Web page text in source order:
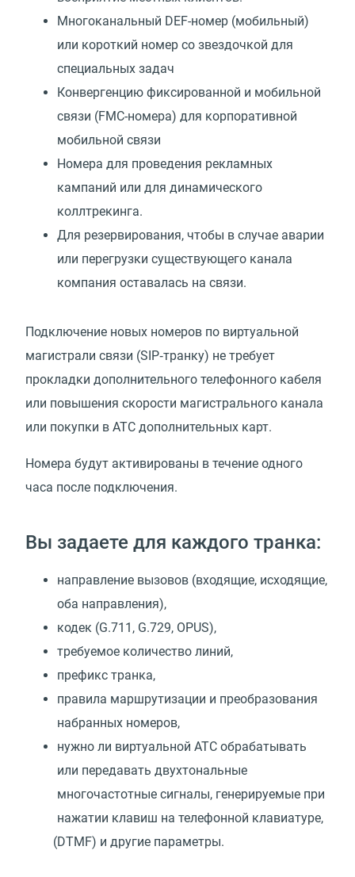
Многоканальный DEF-номер (мобильный)
или короткий номер со звездочкой для
специальных задач
Конвергенцию фиксированной и мобильной
связи (FMC-номера) для корпоративной
мобильной связи
Номера для проведения рекламных
кампаний или для динамического
коллтрекинга.
Для резервирования, чтобы в случае аварии
или перегрузки существующего канала
компания оставалась на связи.
Подключение новых номеров по виртуальной
магистрали связи (SIP‑транку) не требует
прокладки дополнительного телефонного кабеля
или повышения скорости магистрального канала
или покупки в АТС дополнительных карт.
Номера будут активированы в течение одного
часа после подключения.
Вы задаете для каждого транка:
направление вызовов (входящие, исходящие,
оба направления),
кодек (G.711, G.729, OPUS),
требуемое количество линий,
префикс транка,
правила маршрутизации и преобразования
набранных номеров,
нужно ли виртуальной АТС обрабатывать
или передавать двухтональные
многочастотные сигналы, генерируемые при
нажатии клавиш на телефонной клавиатуре,
(DTMF) и другие параметры.